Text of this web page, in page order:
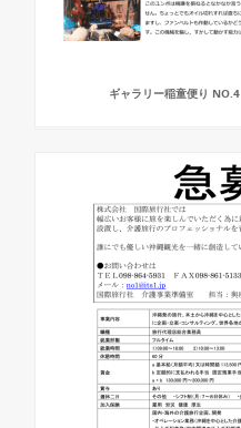
ギャラリー稲童便り NO.4